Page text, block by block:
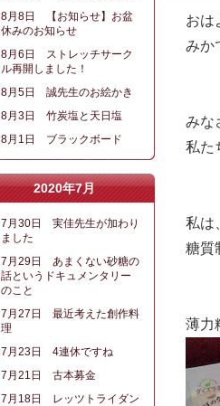
おは
みか
みな
私た
私は
糖質
薄力
8月8日 【お知らせ】お盆
休みのお知らせ
8月6日 ストレッチサーク
ル再開しました！
8月5日 誠先生のお絵かき
8月3日 竹炭塩と天日塩
8月1日 ブラックボード
2020年7月
7月30日 実佳先生が加わり
ました
7月29日 あまくない砂糖の
話というドキュメンタリー
のこと
7月27日 最近考えた創作料
理
7月23日 4連休ですね
7月21日 古本募金
7月18日 レッツトライダン